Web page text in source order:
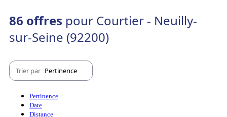
86 offres pour Courtier - Neuilly-
sur-Seine (92200)
Trier par Pertinence
Pertinence
Date
Distance